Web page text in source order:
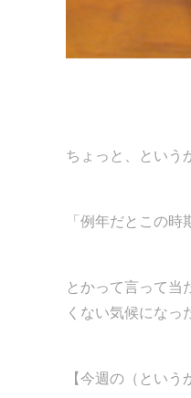
ちょっと、という
「例年だとこの
とかって言って
くない気候になっ
【今週の（とい